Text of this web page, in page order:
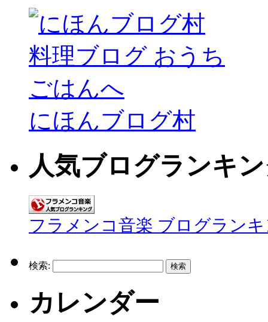
にほんブログ村
人気ブログランキ
フラメンコ音楽 ブログラン
検索:
カレンダー